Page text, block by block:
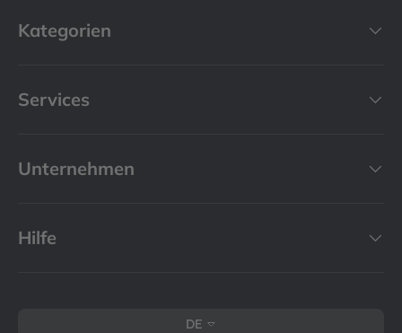
Kategorien
Services
Unternehmen
Hilfe
DE